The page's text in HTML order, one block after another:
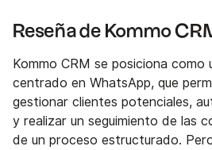
Reseña de Kommo
Kommo CRM se posiciona como
centrado en WhatsApp, que
gestionar clientes potenciales,
y realizar un seguimiento de las
de un proceso estructurado.